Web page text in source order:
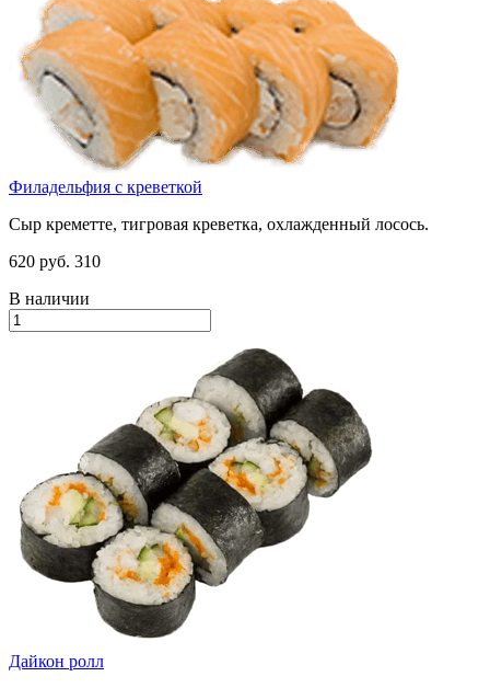
Филадельфия с креветкой
Сыр креметте, тигровая креветка, охлажденный лосось.
620 руб. 310
В наличии
Дайкон ролл